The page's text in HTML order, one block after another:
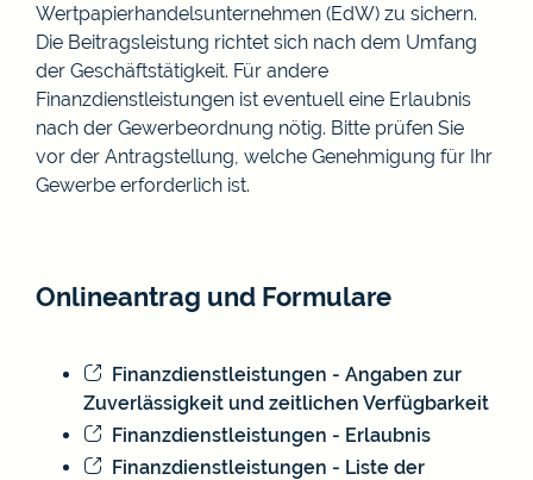
Wertpapierhandelsunternehmen (EdW) zu sichern.
Die Beitragsleistung richtet sich nach dem Umfang
der Geschäftstätigkeit. Für andere
Finanzdienstleistungen ist eventuell eine Erlaubnis
nach der Gewerbeordnung nötig. Bitte prüfen Sie
vor der Antragstellung, welche Genehmigung für Ihr
Gewerbe erforderlich ist.
Onlineantrag und Formulare
Finanzdienstleistungen - Angaben zur
Zuverlässigkeit und zeitlichen Verfügbarkeit
Finanzdienstleistungen - Erlaubnis
Finanzdienstleistungen - Liste der